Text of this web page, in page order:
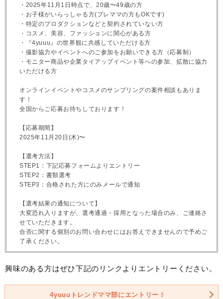
・2025年11月1日時点で、20歳〜49歳の方
・お子様がいらっしゃる方(プレママの方もOKです)
・特定のプロダクションなどと契約されていない方
・コスメ、美容、ファッションに関心がある方
・『4yuuu』の世界観に共感していただける方
・撮影協力やイベントへのご参加をお願いできる方（応募制）
・モニター商品や企業タイアップイベント等への参加、拡散に協力
いただける方
オンラインイベントやコスメのサンプリングの案件相談もありま
す！
全国からご応募お待ちしております！
【応募期間】
2025年11月20日(木)〜
【選考方法】
STEP1：下記応募フォームよりエントリー
STEP2：書類選考
STEP3：合格された方にのみメールで通知
【選考結果の通知について】
大変恐れ入りますが、選考通過・採用となった場合のみ、ご連絡さ
せていただきます。
合否に関する個別のお問い合わせにはお答えできませんので予めご
了承ください。
興味のある方はぜひ下記のリンクよりエントリーください。
4yuuuトレンドママ部にエントリー！